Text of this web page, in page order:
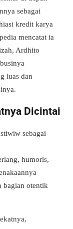
sebagai
kredit karya
mencatat ia
Ardhito
luas dan
Dicintai
sebagai
humoris,
bagian otentik